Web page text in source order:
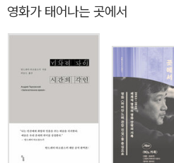
세였던 실존주의와 맞물려 '신은 있는
화를 만들어냈다. <어두운 유리를
<침묵>(1963)은 신과 구원의 문제
여주인공이 외국의 호텔방에서 고통
는 대사는 유명해졌다. "신은 침묵하고 있다." 60년대 초
름은 하늘을 찔렀지만 베리만이 형이
한다는 좌파 진영의 비판도 만만치
한 많은 내용들이 이 책 속에 들어 있
적으로 언급되는 ‘카린’은 그의 예술
화 「마술사」와 「화니와 알렉산더」
는 무엇인지 등을 살펴보는 소소한
는 그가 평생에 걸쳐 관계를 맺은 사
버지, 형제, 다수의 아내와 다수의
과의 관계를 통해서 그의 영화 속 인
정직한 욕망 등이 어떻게 그에게 작
영화가 태어나는 곳에서